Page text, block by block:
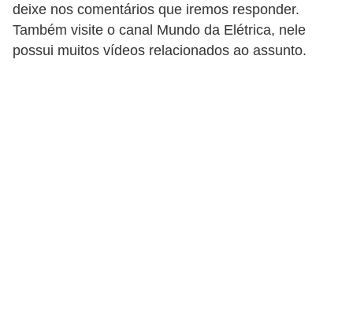
deixe nos comentários que iremos responder.
Também visite o canal Mundo da Elétrica, nele
possui muitos vídeos relacionados ao assunto.
a
l